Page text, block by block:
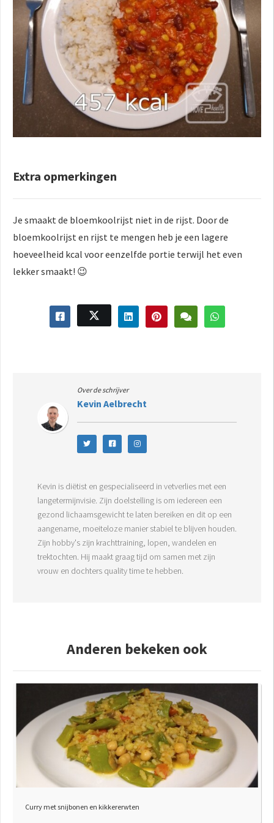
Extra opmerkingen
Je smaakt de bloemkoolrijst niet in de rijst. Door de
bloemkoolrijst en rijst te mengen heb je een lagere
hoeveelheid kcal voor eenzelfde portie terwijl het even
lekker smaakt! 😉
Over de schrijver
Kevin Aelbrecht
Kevin is diëtist en gespecialiseerd in vetverlies met een
langetermijnvisie. Zijn doelstelling is om iedereen een
gezond lichaamsgewicht te laten bereiken en dit op een
aangename, moeiteloze manier stabiel te blijven houden.
Zijn hobby's zijn krachttraining, lopen, wandelen en
trektochten. Hij maakt graag tijd om samen met zijn
vrouw en dochters quality time te hebben.
Anderen bekeken ook
Curry met snijbonen en kikkererwten